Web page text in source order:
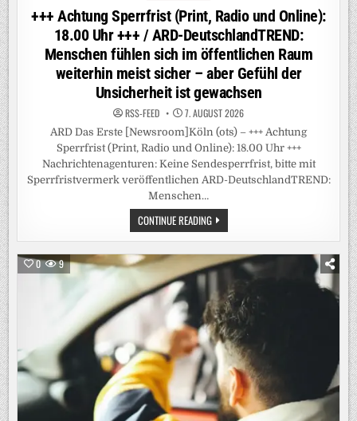
in
+++ Achtung Sperrfrist (Print, Radio und Online):
18.00 Uhr +++ / ARD-DeutschlandTREND:
Menschen fühlen sich im öffentlichen Raum
weiterhin meist sicher – aber Gefühl der
Unsicherheit ist gewachsen
RSS-FEED 7. AUGUST 2026
ARD Das Erste [Newsroom]Köln (ots) – +++ Achtung
Sperrfrist (Print, Radio und Online): 18.00 Uhr +++
Nachrichtenagenturen: Keine Sendesperrfrist, bitte mit
Sperrfristvermerk veröffentlichen ARD-DeutschlandTREND:
Menschen…
CONTINUE READING+++
ACHTUNG
SPERRFRIST
RADIO
UND
ONLINE):
18.00
UHR
+++
/
ARD-
DEUTSCHLANDTREND:
MENSCHEN
FÜHLEN
SICH
IM
ÖFFENTLICHEN
RAUM
WEITERHIN
0 9